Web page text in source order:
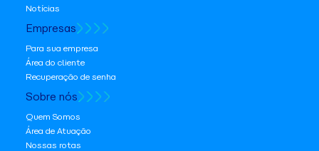
Notícias
Empresas
Para sua empresa
Área do cliente
Recuperação de senha
Sobre nós
Quem Somos
Área de Atuação
Nossas rotas